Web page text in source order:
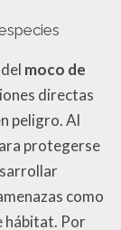
moco de
directas
peligro. Al
protegerse
como
hábitat. Por